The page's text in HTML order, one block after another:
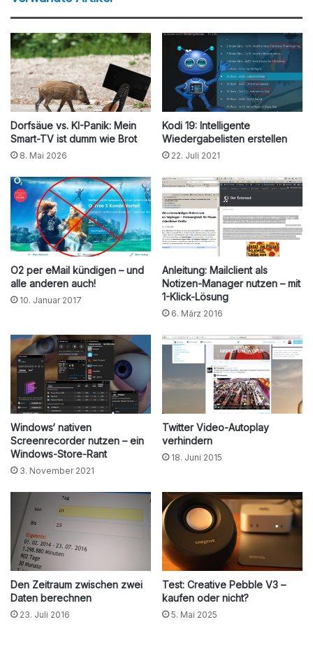
Dorfsäue vs. KI-Panik: Mein
Smart-TV ist dumm wie Brot
8. Mai 2026
Kodi 19: Intelligente
Wiedergabelisten erstellen
22. Juli 2021
O2 per eMail kündigen – und
alle anderen auch!
10. Januar 2017
Anleitung: Mailclient als
Notizen-Manager nutzen – mit
1-Klick-Lösung
6. März 2016
Windows‘ nativen
Screenrecorder nutzen – ein
Windows-Store-Rant
3. November 2021
Twitter Video-Autoplay
verhindern
18. Juni 2015
Den Zeitraum zwischen zwei
Daten berechnen
23. Juli 2016
Test: Creative Pebble V3 –
kaufen oder nicht?
5. Mai 2025